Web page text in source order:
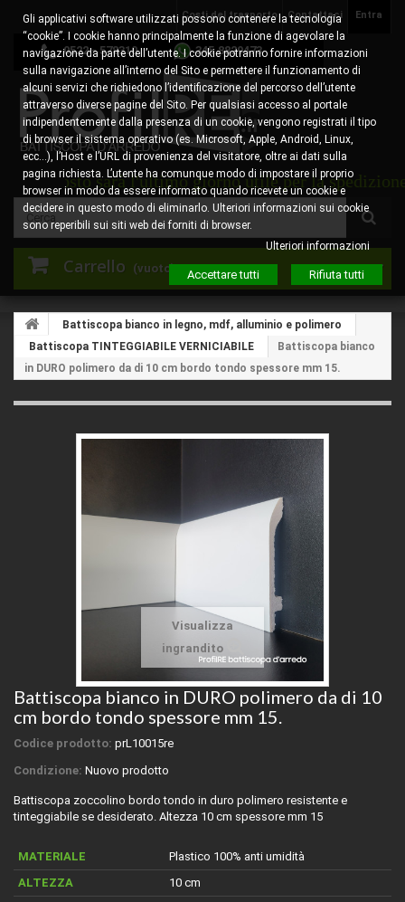
Entra
Contattaci
Costi del trasporto
0522 - 578310 345.8829473
Carrello (vuoto)
agosto sarà l'ultimo giorno utile per la spedizione
Battiscopa bianco in legno, mdf, alluminio e polimero
Battiscopa TINTEGGIABILE VERNICIABILE
Battiscopa bianco
in DURO polimero da di 10 cm bordo tondo spessore mm 15.
Visualizza
ingrandito
Battiscopa bianco in DURO polimero da di 10
cm bordo tondo spessore mm 15.
Codice prodotto: prL10015re
Condizione: Nuovo prodotto
Battiscopa zoccolino bordo tondo in duro polimero resistente e
tinteggiabile se desiderato. Altezza 10 cm spessore mm 15
MATERIALE
Plastico 100% anti umidità
ALTEZZA
10 cm
Gli applicativi software utilizzati possono contenere la tecnologia
“cookie”. I cookie hanno principalmente la funzione di agevolare la
navigazione da parte dell’utente. I cookie potranno fornire informazioni
sulla navigazione all’interno del Sito e permettere il funzionamento di
alcuni servizi che richiedono l’identificazione del percorso dell’utente
attraverso diverse pagine del Sito. Per qualsiasi accesso al portale
indipendentemente dalla presenza di un cookie, vengono registrati il tipo
di browser il sistema operativo (es. Microsoft, Apple, Android, Linux,
ecc…), l’Host e l’URL di provenienza del visitatore, oltre ai dati sulla
pagina richiesta. L’utente ha comunque modo di impostare il proprio
browser in modo da essere informato quando ricevete un cookie e
decidere in questo modo di eliminarlo. Ulteriori informazioni sui cookie
sono reperibili sui siti web dei forniti di browser.
Ulteriori informazioni
Accettare tutti Rifiuta tutti